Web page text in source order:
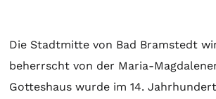
Die Stadtmitte von Bad Bramstedt
beherrscht von der Maria-
Gotteshaus wurde im 14.